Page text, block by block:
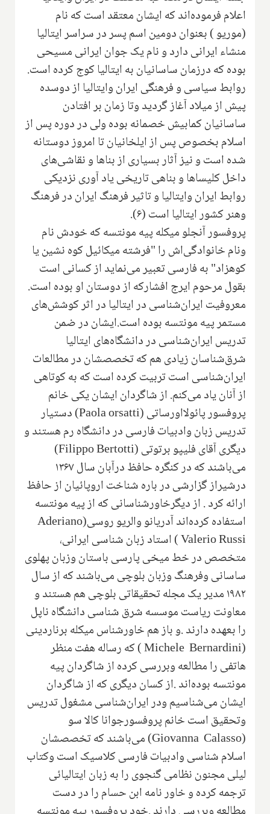
اعلام فرموده‌اند که‌ ایشان معتقد است که نام
(موریو ) بعنوان دومین اسم پسر در سراسر ایتالیا
منشاء ایرانی دارد و نام یک جوان ایرانی مسیحی
بوده که درزمان ساسانیان به ایتالیا کوج کرده است.
روابط سیاسی و فرهنگی ایران وایتالیا از دوسده
پیش از میلاد‌ آغاز گردید وتا زمان بر افتادن
ساسانیان‌ کمابیش خصمانه بوده ولی در دوره پس از
اسلام بخصوص پس از ایلخانیان تا امروز دوستانه‌
شده است‌ و نیز آثار بسیاری از بناها و نقاشی‌های
داخل کلیساها و بناهی تاریخی یاد آوری نزدیکی
روابط ایران وایتالیا و تاثیر فرهنگ ایران در فرهنگ
وهنر کشور ایتالیا است (۶).
‌پروفسور آنجلو میکله پیه مونتسه که خودش نام
ونام خانوادگی‌اش را "فرشته میکائیل کوه نشین یا
کوهزاد" به فارسی تعبیر می‌نماید از کسانی است
بقول مرحوم ایرج افشارکه از دوستان او بوده است.
معروفیت ایران‌شناسی‌ در ایتالیا در اثر کوشش‌های
مستمر پیه مونتسه بوده است.ایشان در ضمن
تدریس ایران‌شناسی در دانشگاه‌های ایتالیا
شرق‌شناسان زیادی هم که تخصصشان در مطالعات
ایران‌شناسی است تربیت کرده است که به کوتاهی
از آنان یاد می‌کنم‌. از شاگردان ایشان یکی‌ خانم
پروفسور پائولااورساتی (Paola orsatti) دستیار
تدریس زبان وادبیات فارسی در دانشگاه رم هستند و
دیگری آقای فلیپو برتوتی (Filippo Bertotti)
می‌باشند که در کنگره حافظ درآبان سال ۱۳۶۷
درشیراز گزارشی در باره شناخت‌ اروپائیان از حافظ
ارائه کرد . از دیگرخاورشناسانی که از پیه مونتسه
استفاده کرده‌اند آدریانو والریو روسی(Aderiano
Valerio Russi ) استاد زبان شناسی ایرانی،
متخصص در خط میخی پارسی باستان وزبان‌ پهلوی
ساسانی‌ وفرهنگ وزبان بلوچی می‌باشند که از سال
۱۹۸۲ مدیر یک مجله تحقیقاتی بلوچی هم‌ هستند و
معاونت ریاست موسسه شرق شناسی دانشگاه ناپل
را بعهده دارند .و باز هم خاورشناس میکله برناردینی
(Michele Bernardini ) که رساله‌ هفت منظر
هاتفی را مطالعه وبررسی کرده از شاگردان پیه
مونتسه بوده‌اند .از کسان دیگری که از شاگردان
ایشان می‌شناسیم ودر ایران‌شناسی مشغول تدریس
وتحقیق است خانم پروفسورجوانا کالا سو
(Giovanna Calasso)‌ می‌باشند که تخصصشان
اسلام شناسی وادبیات فارسی کلاسیک است وکتاب
لیلی مجنون نظامی گنجوی را‌ به زبان ایتالیائی
ترجمه کرده و خاور نامه ابن حسام را در دست